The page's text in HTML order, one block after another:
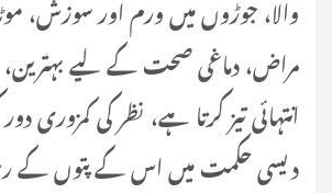
مراض، دماغی صحت کے لیے
انتہائی تیز کرتا ہے، نظر کی کمزوری
دیسی حکمت میں اس کے پتوں